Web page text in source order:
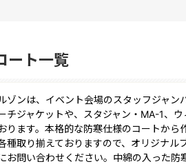
ート一覧
ゾンは、イベント会場のスタッフジャン
チジャケットや、スタジャン・MA-1、
ります。本格的な防寒仕様のコートか
種取り揃えておりますので、オリジナ
お問い合わせください。中綿の入った防